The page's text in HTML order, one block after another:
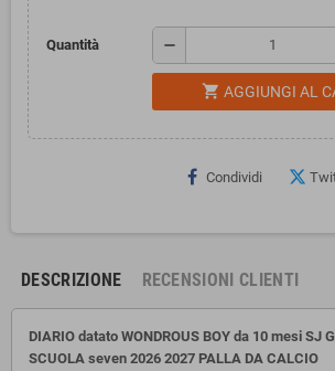
Quantità remove
shopping_cart AGGIUNGI AL
Condividi
DESCRIZIONE RECENSIONI CLIENTI
DIARIO datato WONDROUS BOY da 10 mesi SJ
SCUOLA seven 2026 2027 PALLA DA CALCIO